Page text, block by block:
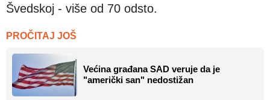
Švedskoj - više od 70 odsto.
PROČITAJ JOŠ
Većina građana SAD veruje da je
"američki san" nedostižan